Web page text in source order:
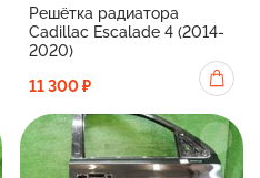
Решётка радиатора
Cadillac Escalade 4 (2014-
2020)
11 300 ₽